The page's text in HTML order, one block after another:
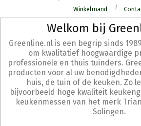
Winkelmand
Menu
Welkom bij
Greenline.nl is een begrip sinds
om kwalitatief hoogwaardige
professionele en thuis tuinders.
producten voor al uw
huis, de tuin of de keuken. Zo
bijvoorbeeld hoge kwaliteit
keukenmessen van het merk
Solingen.